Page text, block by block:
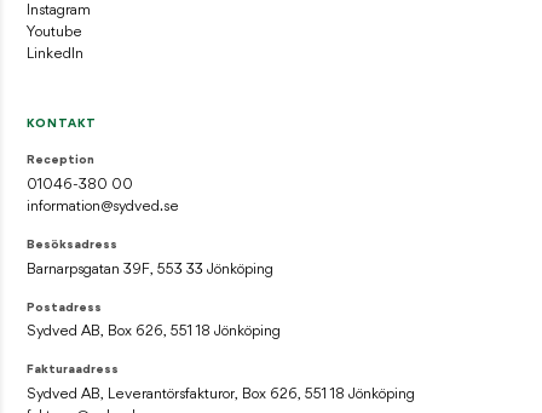
Instagram
Youtube
LinkedIn
KONTAKT
Reception
01046-380 00
information@sydved.se
Besöksadress
Barnarpsgatan 39F, 553 33 Jönköping
Postadress
Sydved AB, Box 626, 551 18 Jönköping
Fakturaadress
Sydved AB, Leverantörsfakturor, Box 626, 551 18 Jönköping